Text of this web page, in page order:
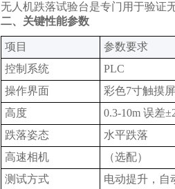
无人机跌落试验台是专门用于验证
二、关键性能参数
‌项目‌
‌参数要求‌
控制系统‌
PLC
操作界面‌
彩色7寸触摸
高度
0.3-10m 误差
跌落姿态
水平跌落
高速相机
（选配）
测试方式
电动提升，自